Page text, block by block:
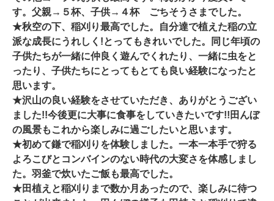
す。父親→５杯、子供→４杯 ごちそうさまでした。
★秋空の下、稲刈り最高でした。自分達で植えた稲の立
派な成長にうれしく!とってもきれいでした。同じ年頃の
子供たちが一緒に仲良く遊んでくれたり、一緒に虫をと
ったり、子供たちにとってもとても良い経験になったと
思います。
★沢山の良い経験をさせていただき、ありがとうござい
ました!!今後更に大事に食事をしていきたいです!!田んぼ
の風景もこれから楽しみに過ごしたいと思います。
★初めて鎌で稲刈りを体験しました。一本一本手で狩る
よろこびとコンバインのない時代の大変さを体感しまし
た。羽釜で炊いたご飯も最高でした。
★田植えと稲刈りまで数か月あったので、楽しみに待つ